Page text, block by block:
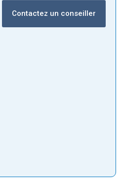
Contactez un conseiller